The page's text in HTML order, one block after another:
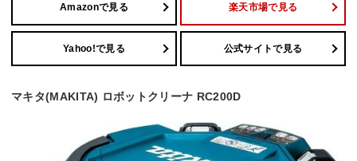
Amazonで見る 楽天市場で見る
Yahoo!で見る 公式サイトで見る
マキタ(MAKITA) ロボットクリーナ RC200D